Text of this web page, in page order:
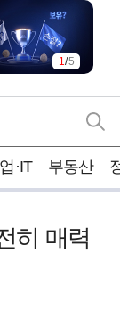
2/5
·IT 부동산
히 매력